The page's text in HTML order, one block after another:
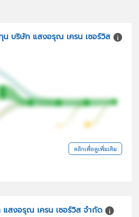
น บริษัท แสงอรุณ เครน เซอร์วิส
คลิกเพื่อดูเพิ่มเติม
สงอรุณ เครน เซอร์วิส จำกัด